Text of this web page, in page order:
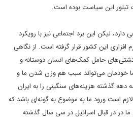
تبلور این سیاست بوده است.
لیکن این برد اجتماعی نیز با رویکرد
افزاری این کشور قرار گرفته است. از نگاهی
حامل کمک‌های انسان دوستانه و
خودمان می‌تواند سبب هم وزن شدن ما و
گذشته هزینه‌های سنگینی را به ایران
است ورود ما به موضوع به گونه‌ای باشد که
در در قبال اسرائیل در سی سال گذشته